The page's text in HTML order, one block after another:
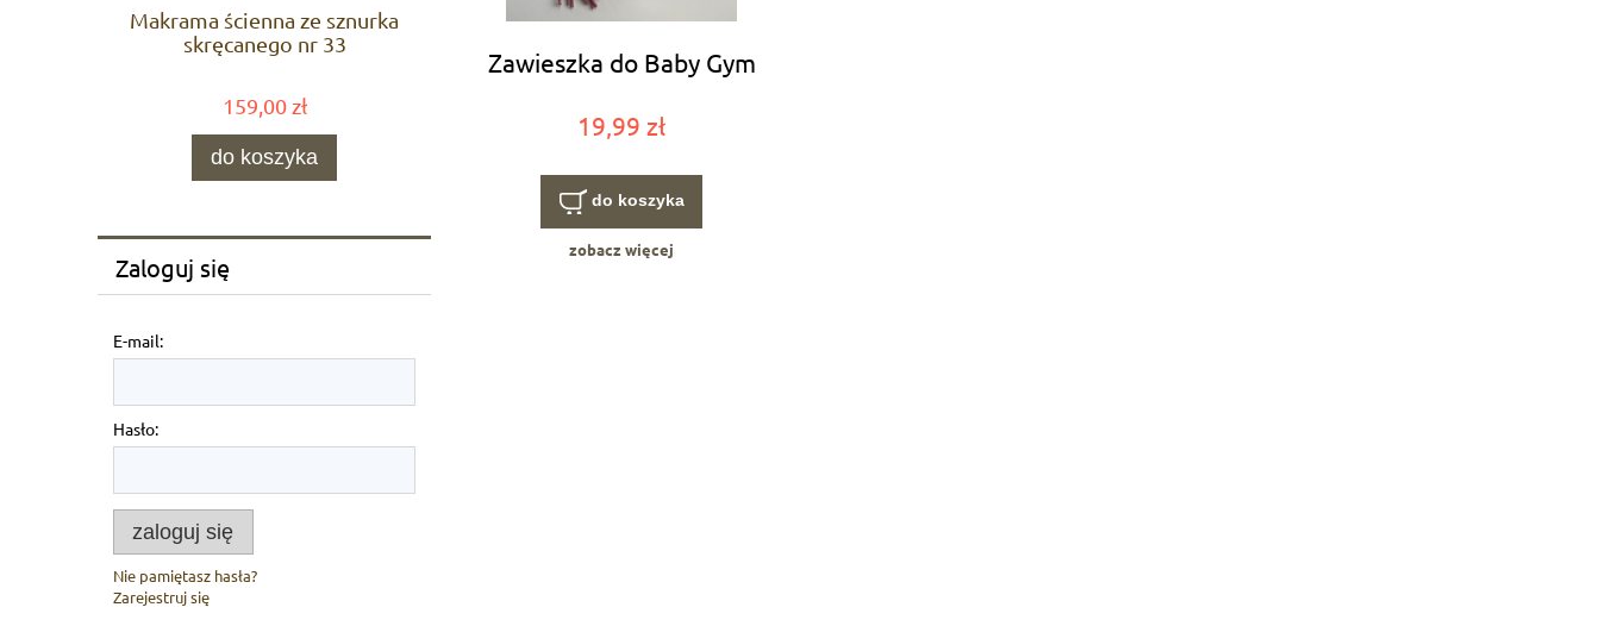
Makrama ścienna ze sznurka
skręcanego nr 33
159,00 zł
do koszyka
Zaloguj się
E-mail:
Hasło:
zaloguj się
Nie pamiętasz hasła?
Zarejestruj się
Zawieszka do Baby Gym
19,99 zł
do koszyka
zobacz więcej